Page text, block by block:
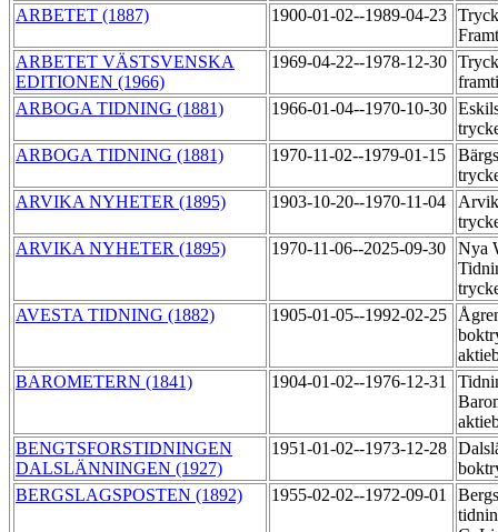
ARBETET (1887)
1900-01-02--1989-04-23
ARBETET VÄSTSVENSKA
EDITIONEN (1966)
1969-04-22--1978-12-30
ARBOGA TIDNING (1881)
1966-01-04--1970-10-30
ARBOGA TIDNING (1881)
1970-11-02--1979-01-15
ARVIKA NYHETER (1895)
1903-10-20--1970-11-04
ARVIKA NYHETER (1895)
1970-11-06--2025-09-30
Nya
AVESTA TIDNING (1882)
1905-01-05--1992-02-25
BAROMETERN (1841)
1904-01-02--1976-12-31
BENGTSFORSTIDNINGEN
DALSLÄNNINGEN (1927)
1951-01-02--1973-12-28
BERGSLAGSPOSTEN (1892)
1955-02-02--1972-09-01